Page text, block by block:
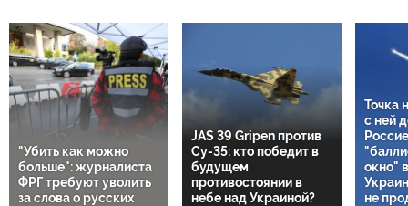
"Убить как можно
больше": журналиста
ФРГ требуют уволить
за слова о русских
JAS 39 Gripen против
Су-35: кто победит в
будущем
противостоянии в
небе над Украиной?
Точка
с ней
окно"
не